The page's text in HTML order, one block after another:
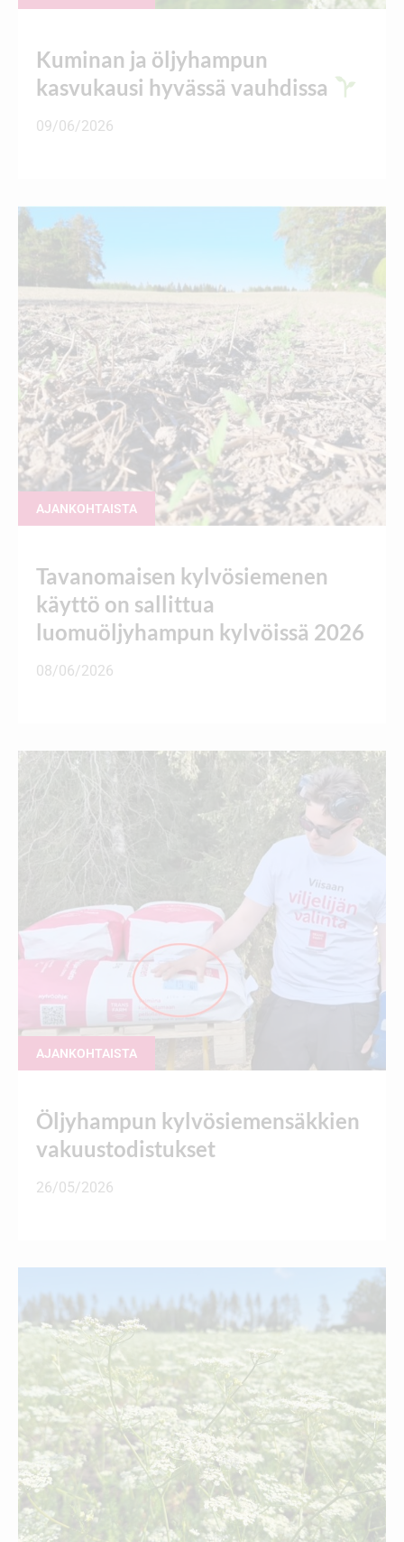
Kuminan ja öljyhampun
kasvukausi hyvässä vauhdissa
09/06/2026
AJANKOHTAISTA
Tavanomaisen kylvösiemenen
käyttö on sallittua
luomuöljyhampun kylvöissä 2026
08/06/2026
AJANKOHTAISTA
Öljyhampun kylvösiemensäkkien
vakuustodistukset
26/05/2026